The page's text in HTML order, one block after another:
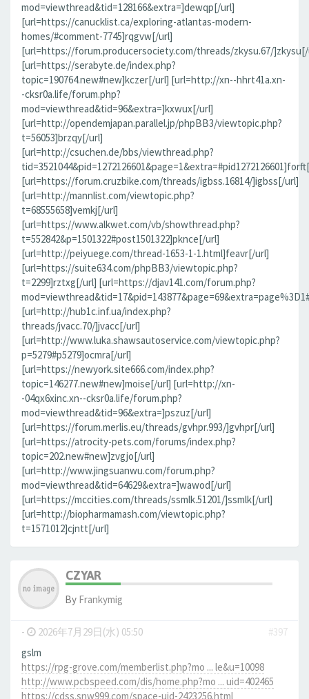
mod=viewthread&tid=128166&extra=]dewqp[/url]
[url=https://canucklist.ca/exploring-atlantas-modern-
homes/#comment-7745]rqgvw[/url]
[url=https://forum.producersociety.com/threads/zkysu.67/
[url=https://serabyte.de/index.php?
topic=190764.new#new]kczer[/url] [url=http://xn--hhrt41a.xn-
-cksr0a.life/forum.php?
mod=viewthread&tid=96&extra=]kxwux[/url]
[url=http://opendemjapan.parallel.jp/phpBB3/viewtopic.php?
t=56053]brzqy[/url]
[url=http://csuchen.de/bbs/viewthread.php?
[url=https://forum.cruzbike.com/threads/igbss.16814/]igbss[/url]
[url=http://mannlist.com/viewtopic.php?
t=68555658]vemkj[/url]
[url=https://www.alkwet.com/vb/showthread.php?
t=552842&p=1501322#post1501322]pknce[/url]
[url=http://peiyuege.com/thread-1653-1-1.html]feavr[/url]
[url=https://suite634.com/phpBB3/viewtopic.php?
t=2299]rztxg[/url] [url=https://djav141.com/forum.php?
[url=http://hub1c.inf.ua/index.php?
threads/jvacc.70/]jvacc[/url]
[url=http://www.luka.shawsautoservice.com/viewtopic.php?
p=5279#p5279]ocmra[/url]
[url=https://newyork.site666.com/index.php?
topic=146277.new#new]moise[/url] [url=http://xn-
-04qx6xinc.xn--cksr0a.life/forum.php?
mod=viewthread&tid=96&extra=]pszuz[/url]
[url=https://forum.merlis.eu/threads/gvhpr.993/]gvhpr[/url]
[url=https://atrocity-pets.com/forums/index.php?
topic=202.new#new]zvgjo[/url]
[url=http://www.jingsuanwu.com/forum.php?
mod=viewthread&tid=64629&extra=]wawod[/url]
[url=https://mccities.com/threads/ssmlk.51201/]ssmlk[/url]
[url=http://biopharmamash.com/viewtopic.php?
t=1571012]cjntt[/url]
CZYAR
By Frankymig
- 2026年7月29日(水) 05:50
#397
gslm
https://rpg-grove.com/memberlist.php?mo ... le&u=10098
http://www.pcbspeed.com/dis/home.php?mo ... uid=402465
https://cdss.snw999.com/space-uid-2423256.html